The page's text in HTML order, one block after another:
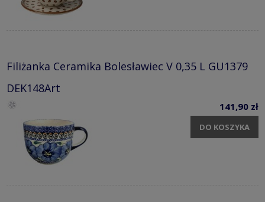
Filiżanka Ceramika Bolesławiec V 0,35 L GU1379
DEK148Art
141,90 zł
DO KOSZYKA